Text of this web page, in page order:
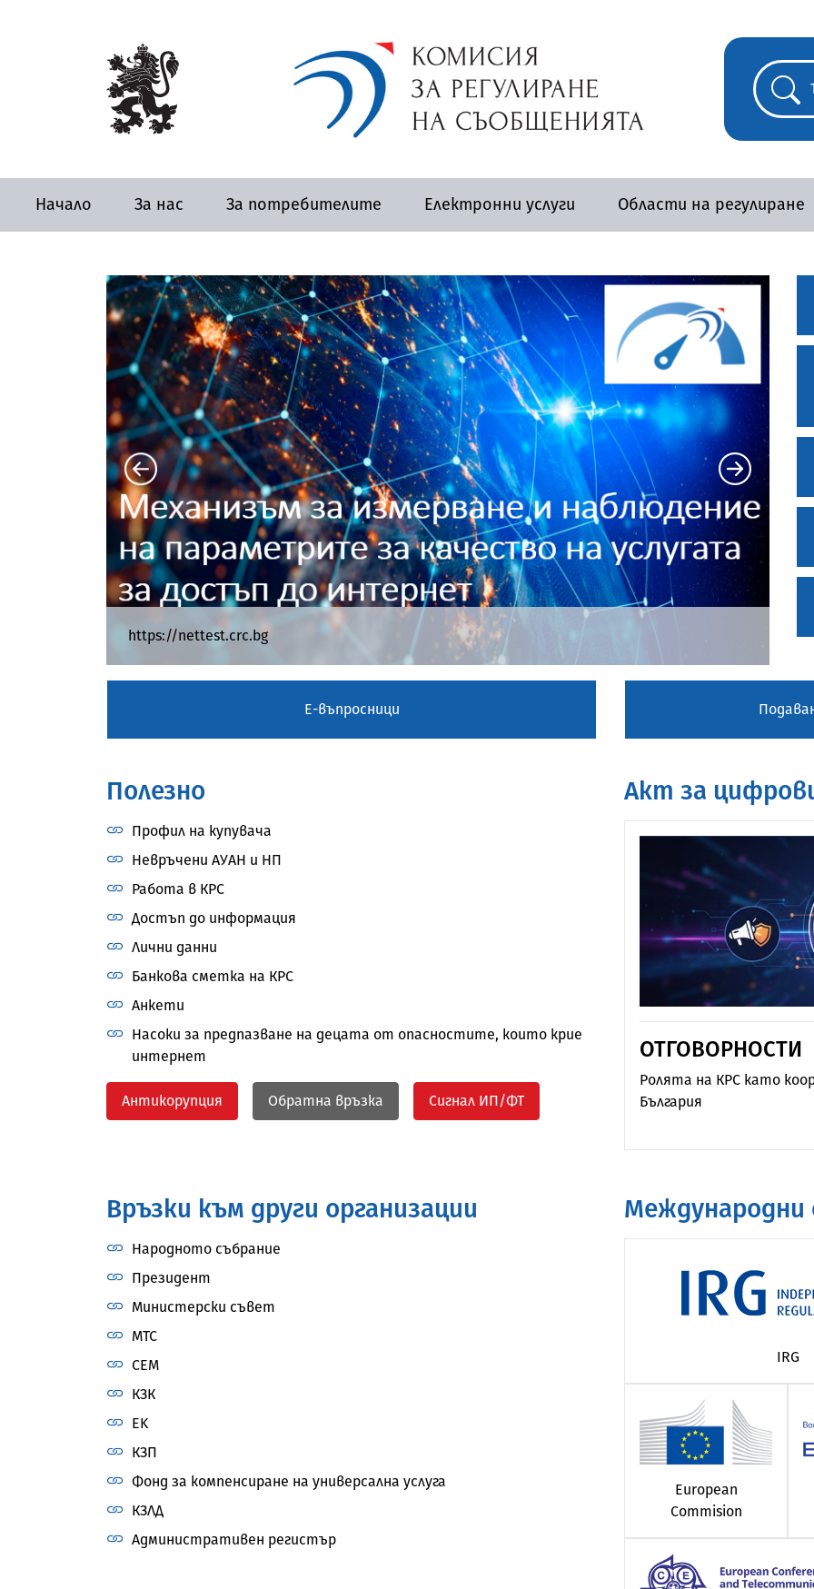
Начало За нас За потребителите Електронни услуги Области на регулиране
https://nettest.crc.bg
Инструмент за сравнение на тарифи на електронни съобщителни услуги
Механизъм за ограничаване на случаите на несъзнателен роуминг, регистрирани на
____________________________________________________________________________________
Е-въпросници
Полезнo
Профил на купувача
Невръчени АУАН и НП
Работа в КРС
Достъп до информация
Лични данни
Банкова сметка на КРС
Анкети
Насоки за предпазване на децата от опасностите, които крие
интернет
Антикорупция Обратна връзка Сигнал ИП/ФТ
Акт за
КАКВО ПРЕДСТАВЛЯВА DSA И КАК СЕ
Кои доставчици са обхванати и какво се променя по отношение
ОТГОВОРНОСТИ
Ролята на КРС като
България
Връзки към други организации
Народното събрание
Президент
Министерски съвет
МТС
СЕМ
КЗК
EK
КЗП
Фонд за компенсиране на универсална услуга
КЗЛД
Административен регистър
Международни
IRG
European
Commision